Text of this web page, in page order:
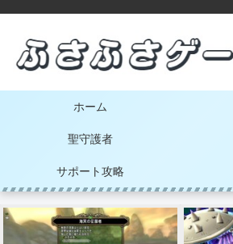
ホーム
聖守護者
サポート攻略